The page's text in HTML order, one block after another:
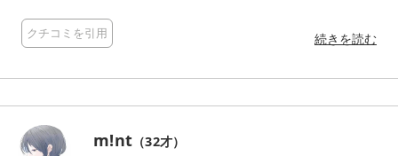
のが（唇の皮かも？）出てきました。つやぷるな唇になるのを
期待していましたが、ならず！ 韓国のリップはしっとり潤うイ
らリピなしです。 乾燥唇の方はベースとグロスを重ねた方が良
クチコミを引用 続きを読む
m!nt （32才）